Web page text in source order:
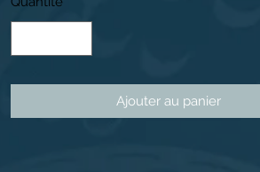
Ajouter au panier